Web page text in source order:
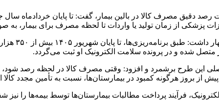
از زمان تولید یا واردات تا لحظه مصرف برای بیمار، به
وی در
متصل شده و در پرونده سلامت الکترونیک او ثبت می‌گردد.
این طرح برشمرد و افزود: وقتی مصرف کالا در لحظه رصد شود،
از بروز هرگونه کمبود در بیمارستان‌ها، نسبت به تأمین مجدد کالا
فرآیند پرداخت مطالبات بیمارستان‌ها توسط بیمه‌ها را